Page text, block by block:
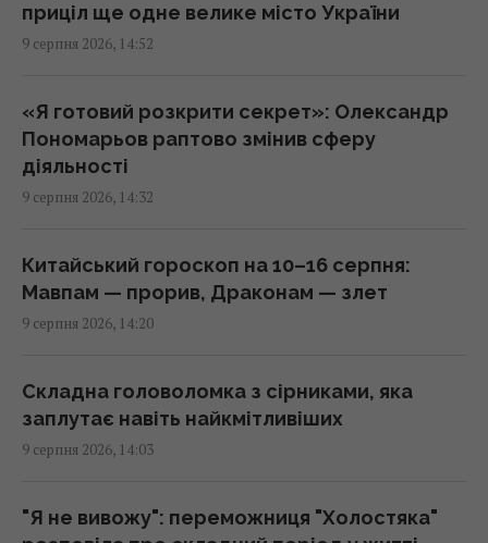
Три яблука сховалися серед птахів: на їх
14:16 неділя, 09 серпня 2026
Випросила рецепт кабачків по-корейськи у
продавця на ринку: готую їх просто так і на
14:05 неділя, 09 серпня 2026
Одеса вночі пережила наймасштабніший
Коваленко
13:59 неділя, 09 серпня 2026
потопив американський крейсер
приціл ще одне велике місто України
9 серпня 2026, 14:52
«Я готовий розкрити секрет»: Олександр
Пономарьов раптово змінив сферу
діяльності
9 серпня 2026, 14:32
Китайський гороскоп на 10–16 серпня:
Мавпам — прорив, Драконам — злет
9 серпня 2026, 14:20
Складна головоломка з сірниками, яка
заплутає навіть найкмітливіших
9 серпня 2026, 14:03
"Я не вивожу": переможниця "Холостяка"